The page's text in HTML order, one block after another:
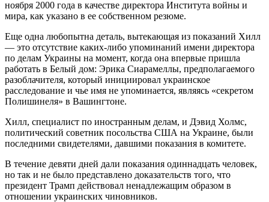
ноября 2000 года в качестве директора Института войны и
мира, как указано в ее собственном резюме.
Еще одна любопытна деталь, вытекающая из показаний Хилл
— это отсутствие каких-либо упоминаний имени директора
по делам Украины на момент, когда она впервые пришла
работать в Белый дом: Эрика Сиарамеллы, предполагаемого
разоблачителя, который инициировал украинское
расследование и чье имя не упоминается, являясь «секретом
Полишинеля» в Вашингтоне.
Хилл, специалист по иностранным делам, и Дэвид Холмс,
политический советник посольства США на Украине, были
последними свидетелями, давшими показания в комитете.
В течение девяти дней дали показания одиннадцать человек,
но так и не было представлено доказательств того, что
президент Трамп действовал ненадлежащим образом в
отношении украинских чиновников.